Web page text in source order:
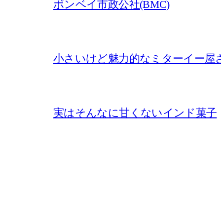
ボンベイ市政公社(BMC)
小さいけど魅力的なミターイー屋
実はそんなに甘くないインド菓子